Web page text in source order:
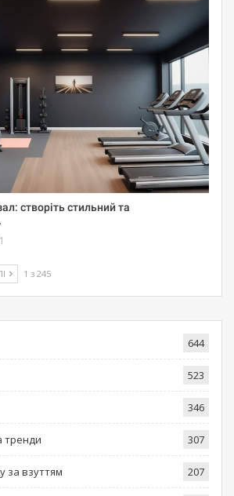
створіть стильний та
1 з 245
644
523
346
тренди 307
за взуттям 207